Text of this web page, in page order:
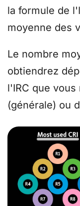
la formule de
moyenne des
Le nombre
obtiendrez
l'IRC que vous
(générale) ou